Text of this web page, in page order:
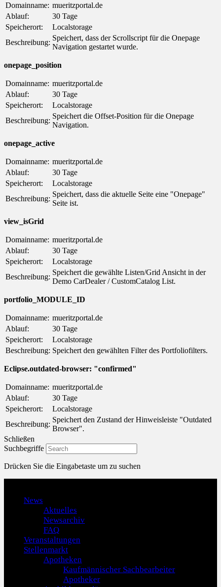
Domainname: mueritzportal.de
Ablauf:
30 Tage
Speicherort:
Localstorage
Beschreibung:
Speichert, dass der Scrollscript für die Onepage
Navigation gestartet wurde.
onepage_position
Domainname: mueritzportal.de
Ablauf:
30 Tage
Speicherort:
Localstorage
Beschreibung:
Speichert die Offset-Position für die Onepage
Navigation.
onepage_active
Domainname: mueritzportal.de
Ablauf:
30 Tage
Speicherort:
Localstorage
Beschreibung:
Speichert, dass die aktuelle Seite eine "Onepage"
Seite ist.
view_isGrid
Domainname: mueritzportal.de
Ablauf:
30 Tage
Speicherort:
Localstorage
Beschreibung:
Speichert die gewählte Listen/Grid Ansicht in der
Demo CarDealer / CustomCatalog List.
portfolio_MODULE_ID
Domainname: mueritzportal.de
Ablauf:
30 Tage
Speicherort:
Localstorage
Beschreibung: Speichert den gewählten Filter des Portfoliofilters.
Eclipse.outdated-browser: "confirmed"
Domainname: mueritzportal.de
Ablauf:
30 Tage
Speicherort:
Localstorage
Beschreibung:
Speichert den Zustand der Hinweisleiste "Outdated
Browser".
Schließen
Suchbegriffe
Drücken Sie die Eingabetaste um zu suchen
News
Aktuelles
Newsarchiv
FAQ
Veranstaltungen
Stellenmarkt
Apotheken
Kaufmännischer Sachbearbeiter
Apotheker